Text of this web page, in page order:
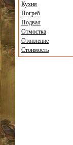
Кухня
Погреб
Подвал
Отмостка
Отопление
Стоимость